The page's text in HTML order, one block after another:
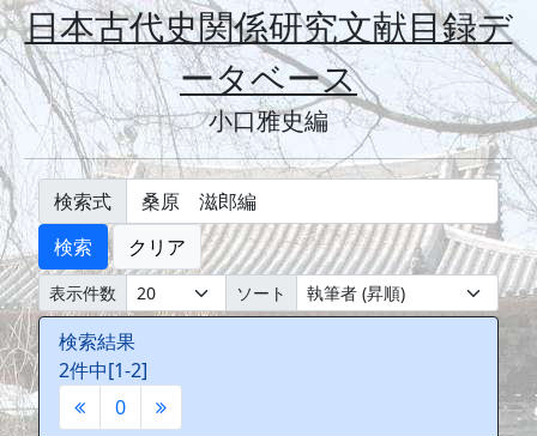
日本古代史関係研究文献目録デ
ータベース
小口雅史編
検索式
検索
クリア
表示件数 ソート
検索結果
2件中[1-2]
0